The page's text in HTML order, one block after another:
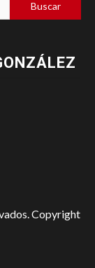
Copyright